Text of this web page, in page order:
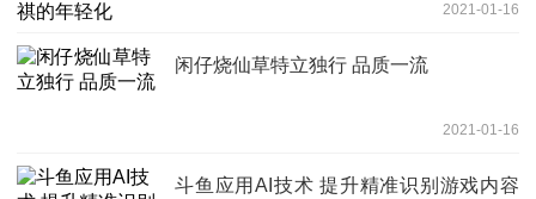
2021-01-16
闲仔烧仙草特立独行 品质一流
2021-01-16
斗鱼应用AI技术 提升精准识别游戏内容